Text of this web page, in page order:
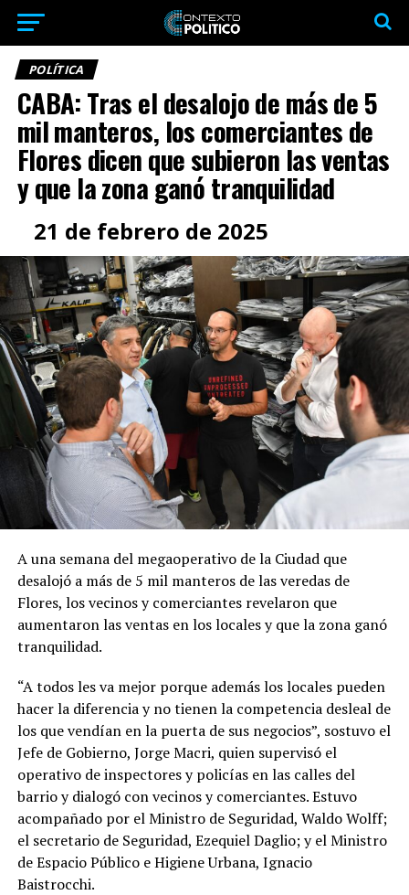
POLÍTICA
CABA: Tras el desalojo de más de 5
mil manteros, los comerciantes de
Flores dicen que subieron las ventas
y que la zona ganó tranquilidad
21 de febrero de 2025
A una semana del megaoperativo de la Ciudad que
desalojó a más de 5 mil manteros de las veredas de
Flores, los vecinos y comerciantes revelaron que
aumentaron las ventas en los locales y que la zona ganó
tranquilidad.
“A todos les va mejor porque además los locales pueden
hacer la diferencia y no tienen la competencia desleal de
los que vendían en la puerta de sus negocios”, sostuvo el
Jefe de Gobierno, Jorge Macri, quien supervisó el
operativo de inspectores y policías en las calles del
barrio y dialogó con vecinos y comerciantes. Estuvo
acompañado por el Ministro de Seguridad, Waldo Wolff;
el secretario de Seguridad, Ezequiel Daglio; y el Ministro
de Espacio Público e Higiene Urbana, Ignacio
Baistrocchi.